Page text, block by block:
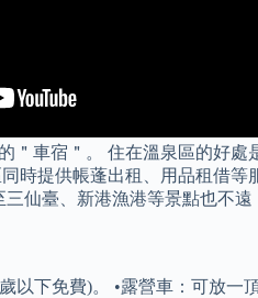
車宿＂。 住在溫泉區的好
提供帳蓬出租、用品租借
仙臺、新港漁港等景點也不遠
下免費)。 •露營車：可放